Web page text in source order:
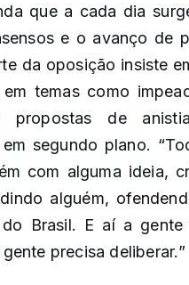
que a cada dia
e o avanço de
da oposição insiste
temas como
propostas de
segundo plano.
com alguma ideia,
alguém,
Brasil. E aí a
precisa deliberar.”